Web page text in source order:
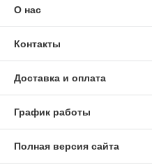
О нас
Контакты
Доставка и оплата
График работы
Полная версия сайта